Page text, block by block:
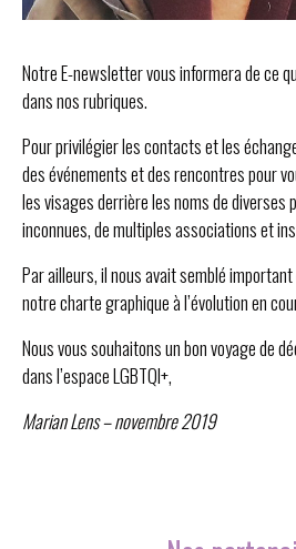
Notre E-newsletter vous informera de ce
dans nos rubriques.
Pour privilégier les contacts et les
des événements et des rencontres pour
les visages derrière les noms de diverses
inconnues, de multiples associations et
Par ailleurs, il nous avait semblé
notre charte graphique à l’évolution en
Nous vous souhaitons un bon voyage de
dans l’espace LGBTQI+,
Marian Lens – novembre 2019